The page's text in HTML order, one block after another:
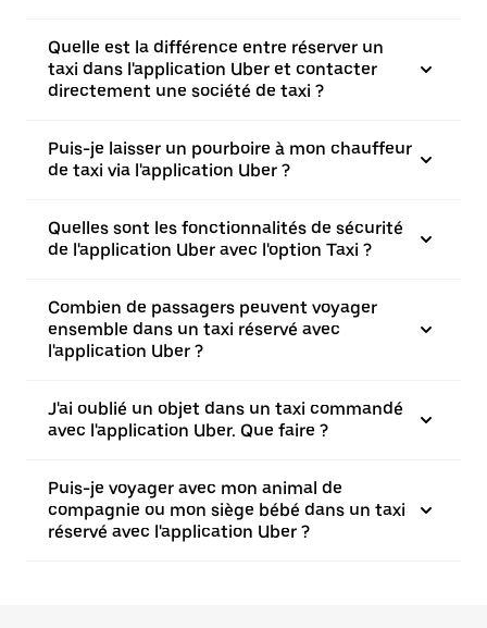
Quelle est la différence entre réserver un
taxi dans l'application Uber et contacter
directement une société de taxi ?
Puis-je laisser un pourboire à mon chauffeur
de taxi via l'application Uber ?
Quelles sont les fonctionnalités de sécurité
de l'application Uber avec l'option Taxi ?
Combien de passagers peuvent voyager
ensemble dans un taxi réservé avec
l'application Uber ?
J'ai oublié un objet dans un taxi commandé
avec l'application Uber. Que faire ?
Puis-je voyager avec mon animal de
compagnie ou mon siège bébé dans un taxi
réservé avec l'application Uber ?